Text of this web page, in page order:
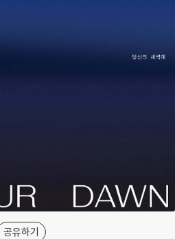
공유하기